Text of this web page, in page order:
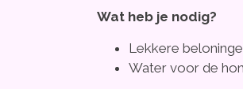
Wat heb je nodig?
Lekkere
Water voor de